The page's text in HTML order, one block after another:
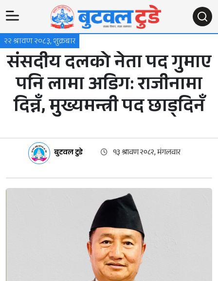
२२ श्रावण २०८३, शुक्रबार
संसदीय दलको नेता पद गुमाए
पनि लामा अडिग: राजीनामा
दिन्नँ, मुख्यमन्त्री पद छाड्दिनँ
बुटवल टुडे १३ श्रावण २०८२, मंगलवार